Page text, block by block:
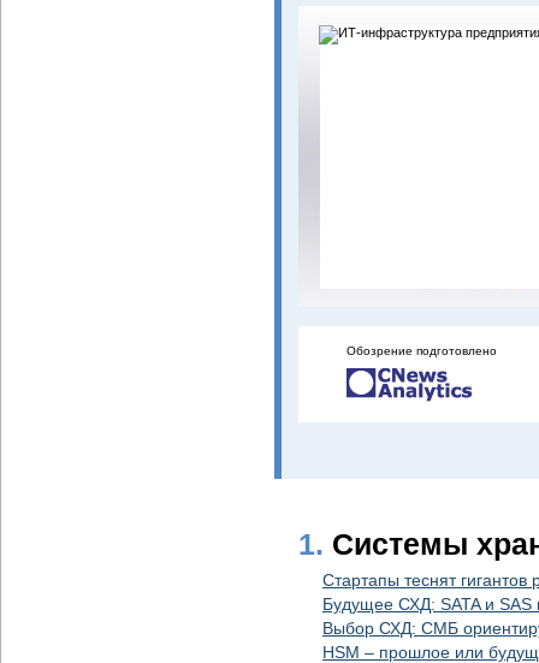
Обозрение подготовлено
1. Системы
Стартапы теснят
Будущее СХД: SATA и SAS
Выбор СХД: СМБ
HSM – прошлое или